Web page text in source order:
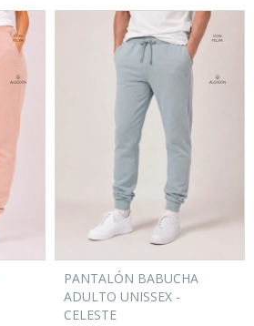
PANTALÓN BABUCHA
ADULTO UNISSEX -
CELESTE